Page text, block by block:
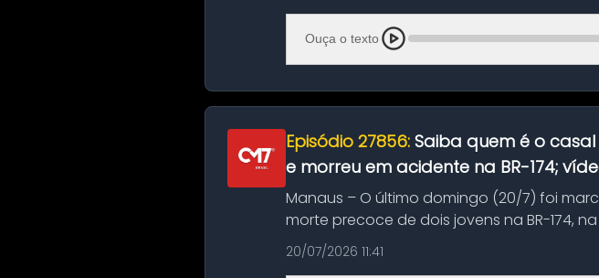
Ouça o texto
Episódio 27856: Saiba quem é o
e morreu em acidente na BR-174;
Manaus – O último domingo (20/7) foi
morte precoce de dois jovens na BR-174,
típico café regio...
20/07/2026 11:41